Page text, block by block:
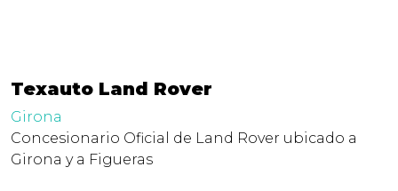
Texauto Land Rover
Girona
Concesionario Oficial de Land Rover ubicado a
Girona y a Figueras